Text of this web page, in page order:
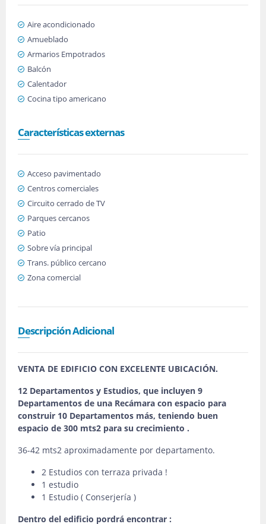
Aire acondicionado
Amueblado
Armarios Empotrados
Balcón
Calentador
Cocina tipo americano
Características externas
Acceso pavimentado
Centros comerciales
Circuito cerrado de TV
Parques cercanos
Patio
Sobre vía principal
Trans. público cercano
Zona comercial
Descripción Adicional
VENTA DE EDIFICIO CON EXCELENTE UBICACIÓN.
12 Departamentos y Estudios, que incluyen 9
Departamentos de una Recámara con espacio para
construir 10 Departamentos más, teniendo buen
espacio de 300 mts2 para su crecimiento .
36-42 mts2 aproximadamente por departamento.
2 Estudios con terraza privada !
1 estudio
1 Estudio ( Conserjería )
Dentro del edificio pordrá encontrar :